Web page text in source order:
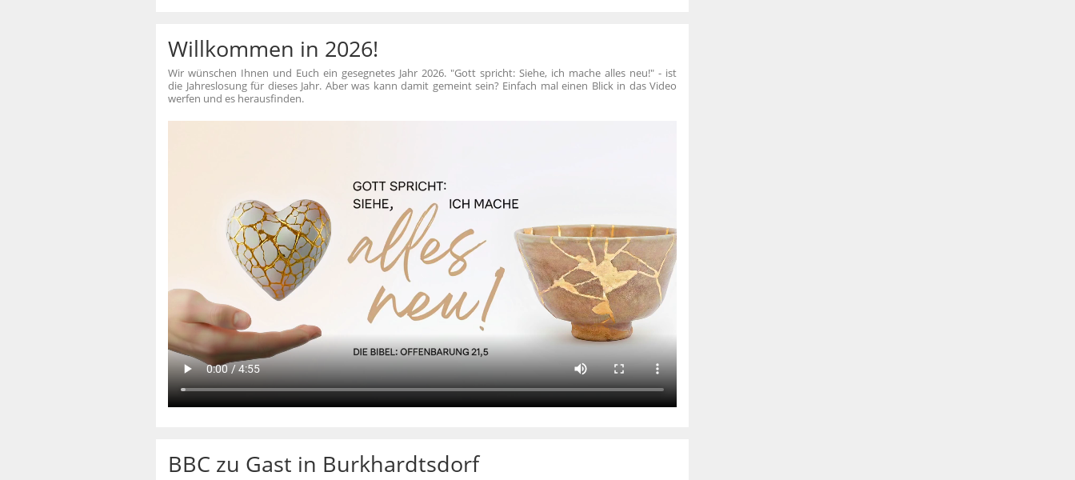
Willkommen in 2026!
Wir wünschen Ihnen und Euch ein gesegnetes Jahr 2026. "Gott spricht: Siehe, ich mache alles neu!" - ist
die Jahreslosung für dieses Jahr. Aber was kann damit gemeint sein? Einfach mal einen Blick in das Video
werfen und es herausfinden.
BBC zu Gast in Burkhardtsdorf